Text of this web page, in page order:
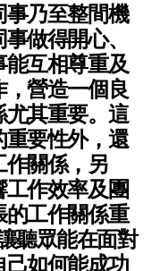
事乃至整間機
做得開心、
互相尊重及
營造一個良
其重要。這
要性外，還
作關係，另
作效率及團
的工作關係重
聽眾能在面對
如何能成功